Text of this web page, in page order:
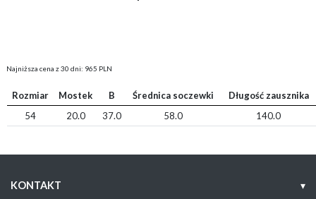
Najniższa cena z 30 dni: 965 PLN
Rozmiar Mostek B Średnica soczewki
Długość zausznika
54
20.0 37.0 58.0 140.0
KONTAKT ▾